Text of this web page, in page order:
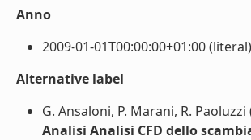
Anno
2009-01-01T00:00:00+01:00 (literal)
Alternative label
G. Ansaloni, P. Marani, R. Paoluzzi
Analisi Analisi CFD dello